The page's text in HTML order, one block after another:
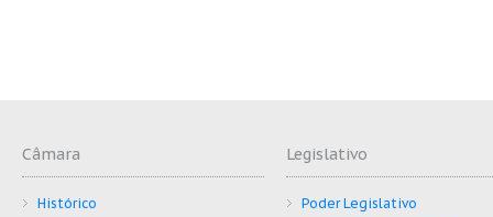
Câmara
Histórico
Legislativo
Poder Legislativo